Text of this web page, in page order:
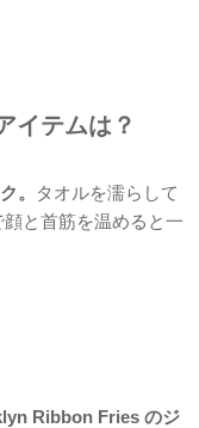
イテムは？
。
タオルを濡らして
と首筋を温めると一
Ribbon Fries のジ